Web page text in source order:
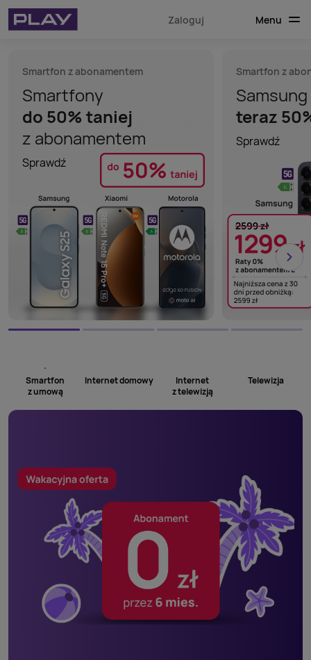
Zaloguj Menu
Smartfon z abonamentem
Smartfony
do 50% taniej
z abonamentem
Sprawdź
Smartfon z
teraz
Sprawdź
Smartfon
z umową
Internet domowy
Internet
z telewizją
Telewizja